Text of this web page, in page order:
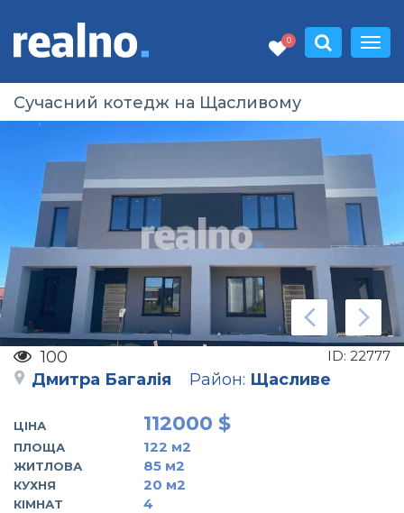
0
Сучасний котедж на Щасливому
100 ID: 22777
Дмитра Багалія Район: Щасливе
ЦІНА 112000 $
ПЛОЩА 122 м2
ЖИТЛОВА 85 м2
КУХНЯ 20 м2
КІМНАТ 4